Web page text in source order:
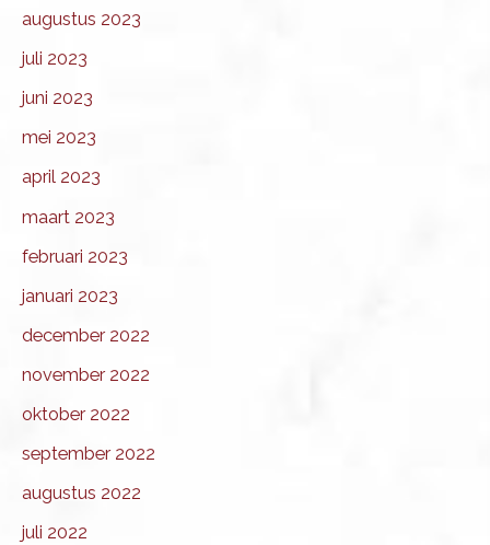
augustus 2023
juli 2023
juni 2023
mei 2023
april 2023
maart 2023
februari 2023
januari 2023
december 2022
november 2022
oktober 2022
september 2022
augustus 2022
juli 2022